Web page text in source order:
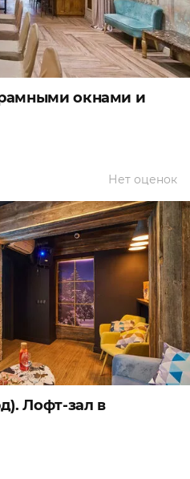
окнами и
Нет оценок
Лофт-зал в